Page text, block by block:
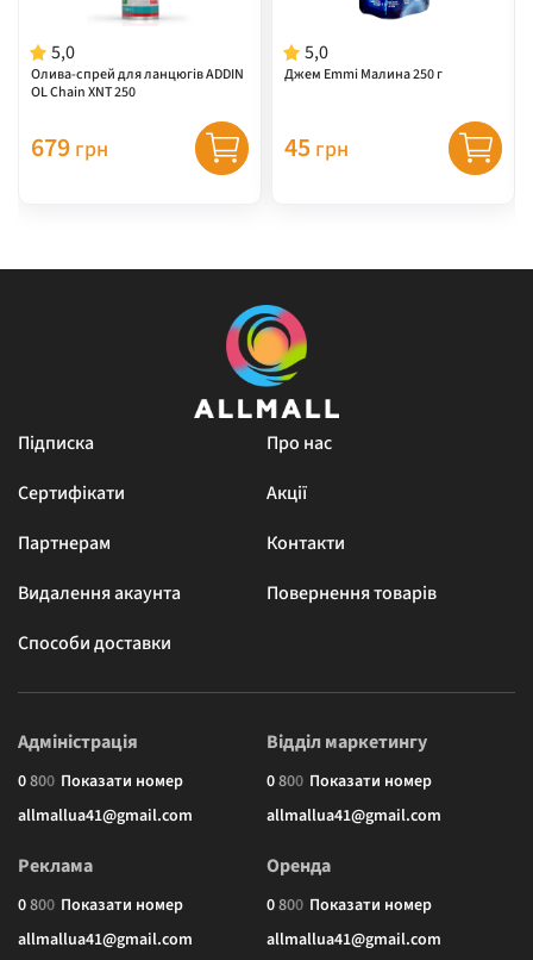
5,0
Олива-спрей для ланцюгів ADDIN
OL Chain XNT 250
679 грн
5,0
Джем Emmi Малина 250 г
45 грн
Підписка
Про нас
Сертифікати
Акції
Партнерам
Контакти
Видалення акаунта
Повернення товарів
Способи доставки
Адміністрація
0800 Показати номер
allmallua41@gmail.com
Відділ маркетингу
0800 Показати номер
allmallua41@gmail.com
Реклама
0800 Показати номер
allmallua41@gmail.com
Оренда
0800 Показати номер
allmallua41@gmail.com